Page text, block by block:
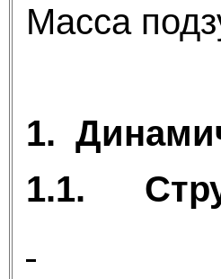
Масса
1.
1.1.